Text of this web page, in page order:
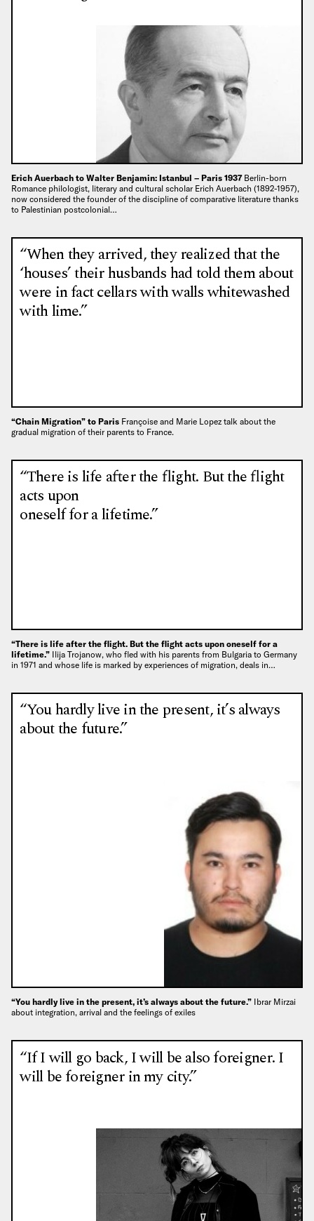
Erich Auerbach to Walter Benjamin: Istanbul – Paris 1937 Berlin-born
Romance philologist, literary and cultural scholar Erich Auerbach (1892-1957),
now considered the founder of the discipline of comparative literature thanks
to Palestinian postcolonial…
“When they arrived, they realized that the
‘houses’ their husbands had told them about
were in fact cellars with walls whitewashed
with lime.”
“Chain Migration” to Paris Françoise and Marie Lopez talk about the
gradual migration of their parents to France.
“There is life after the flight. But the flight
acts upon
oneself for a lifetime.”
“There is life after the flight. But the flight acts upon oneself for a
lifetime.” Ilija Trojanow, who fled with his parents from Bulgaria to Germany
in 1971 and whose life is marked by experiences of migration, deals in…
“You hardly live in the present, it’s always
about the future.”
“You hardly live in the present, it’s always about the future.” Ibrar Mirzai
about integration, arrival and the feelings of exiles
“If I will go back, I will be also foreigner. I
will be foreigner in my city.”